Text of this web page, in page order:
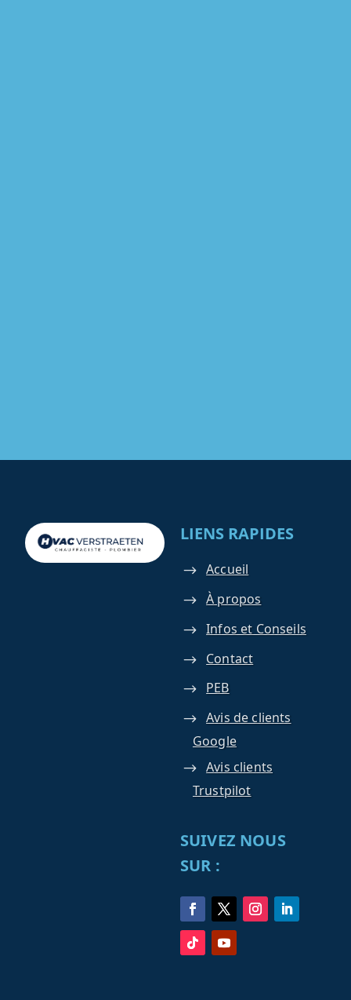
LIENS RAPIDES
Accueil
À propos
Infos et Conseils
Contact
PEB
Avis de clients
Google
Avis clients
Trustpilot
SUIVEZ NOUS
SUR :